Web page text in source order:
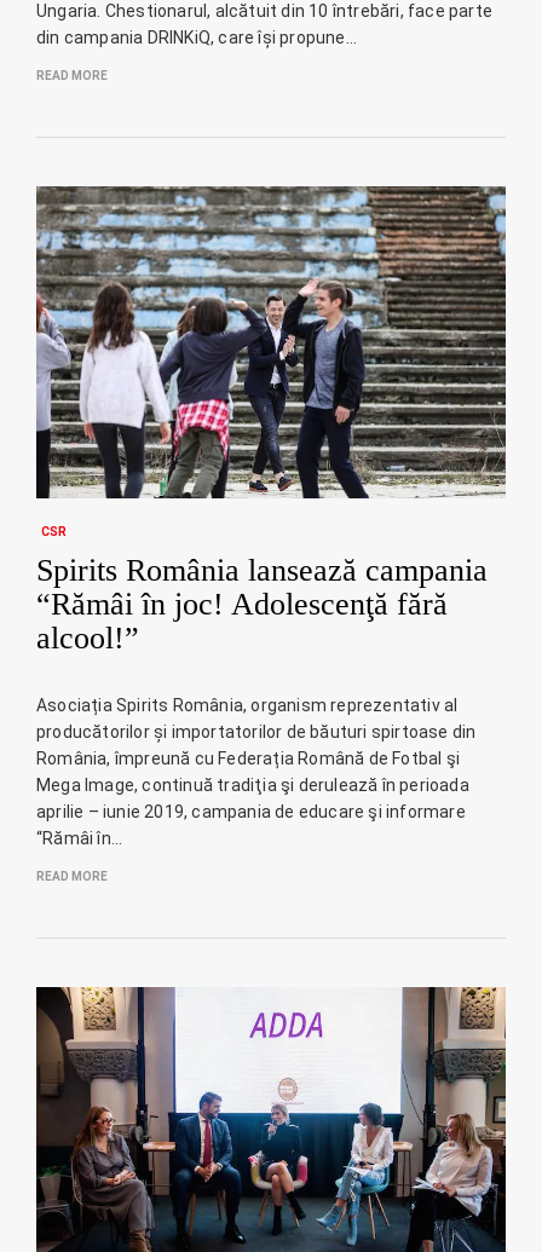
Ungaria. Chestionarul, alcătuit din 10 întrebări, face parte
din campania DRINKiQ, care își propune…
READ MORE
CSR
Spirits România lansează campania
“Rămâi în joc! Adolescenţă fără
alcool!”
Asociația Spirits România, organism reprezentativ al
producătorilor și importatorilor de băuturi spirtoase din
România, împreună cu Federația Română de Fotbal şi
Mega Image, continuă tradiţia şi derulează în perioada
aprilie – iunie 2019, campania de educare şi informare
“Rămâi în…
READ MORE